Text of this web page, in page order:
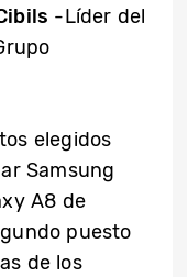
-Líder del
elegidos
Samsung
A8 de
puesto
de los